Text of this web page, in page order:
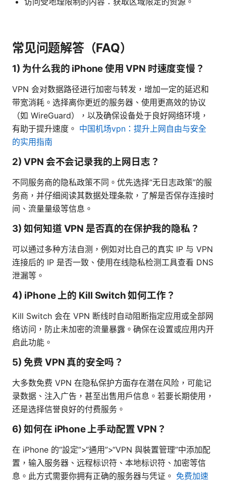
常见问题解答（FAQ）
1) 为什么我的 iPhone 使用 VPN 时速度变慢？
VPN 会对数据路径进行加密与转发，增加一定的延迟和
带宽消耗。选择离你更近的服务器、使用更高效的协议
（如 WireGuard），以及确保设备处于良好网络环境，
有助于提升速度。 中国机场vpn：提升上网自由与安全
的实用指南
2) VPN 会不会记录我的上网日志？
不同服务商的隐私政策不同。优先选择“无日志政策”的服
务商，并仔细阅读其数据处理条款，了解是否保存连接时
间、流量量级等信息。
3) 如何知道 VPN 是否真的在保护我的隐私？
可以通过多种方法自测，例如对比自己的真实 IP 与 VPN
连接后的 IP 是否一致、使用在线隐私检测工具查看 DNS
泄漏等。
4) iPhone 上的 Kill Switch 如何工作？
Kill Switch 会在 VPN 断线时自动阻断指定应用或全部网
络访问，防止未加密的流量暴露。确保在设置或应用内开
启此功能。
5) 免费 VPN 真的安全吗？
大多数免费 VPN 在隐私保护方面存在潜在风险，可能记
录数据、注入广告，甚至出售用户信息。若要长期使用，
还是选择信誉良好的付费服务。
6) 如何在 iPhone 上手动配置 VPN？
在 iPhone 的“設定”>“通用”>“VPN 與裝置管理”中添加配
置，输入服务器、远程标识符、本地标识符、加密等信
息。此方式需要你拥有正确的服务器与凭证。 免费加速